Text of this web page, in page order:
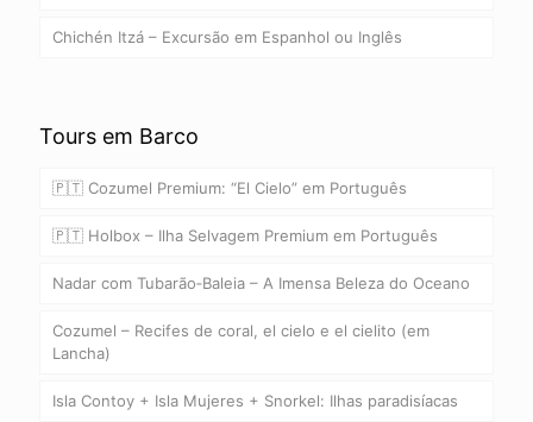
Chichén Itzá – Excursão em Espanhol ou Inglês
Tours em Barco
🇵🇹 Cozumel Premium: “El Cielo” em Português
🇵🇹 Holbox – Ilha Selvagem Premium em Português
Nadar com Tubarão‑Baleia – A Imensa Beleza do Oceano
Cozumel – Recifes de coral, el cielo e el cielito (em
Lancha)
Isla Contoy + Isla Mujeres + Snorkel: Ilhas paradisíacas